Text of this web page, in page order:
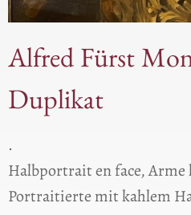
Alfred Fürst
Duplikat
.
Halbportrait en face,
Portraitierte mit kahlem